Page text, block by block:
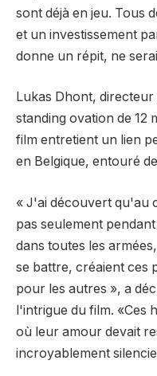
sont déjà en jeu. Tous
et un investissement
donne un répit, ne
Lukas Dhont, directeur
standing ovation de 12
film entretient un lien
en Belgique, entouré
« J'ai découvert qu'au
pas seulement
dans toutes les
se battre, créaient ces
pour les autres », a
l'intrigue du film. «Ces
où leur amour devait
incroyablement